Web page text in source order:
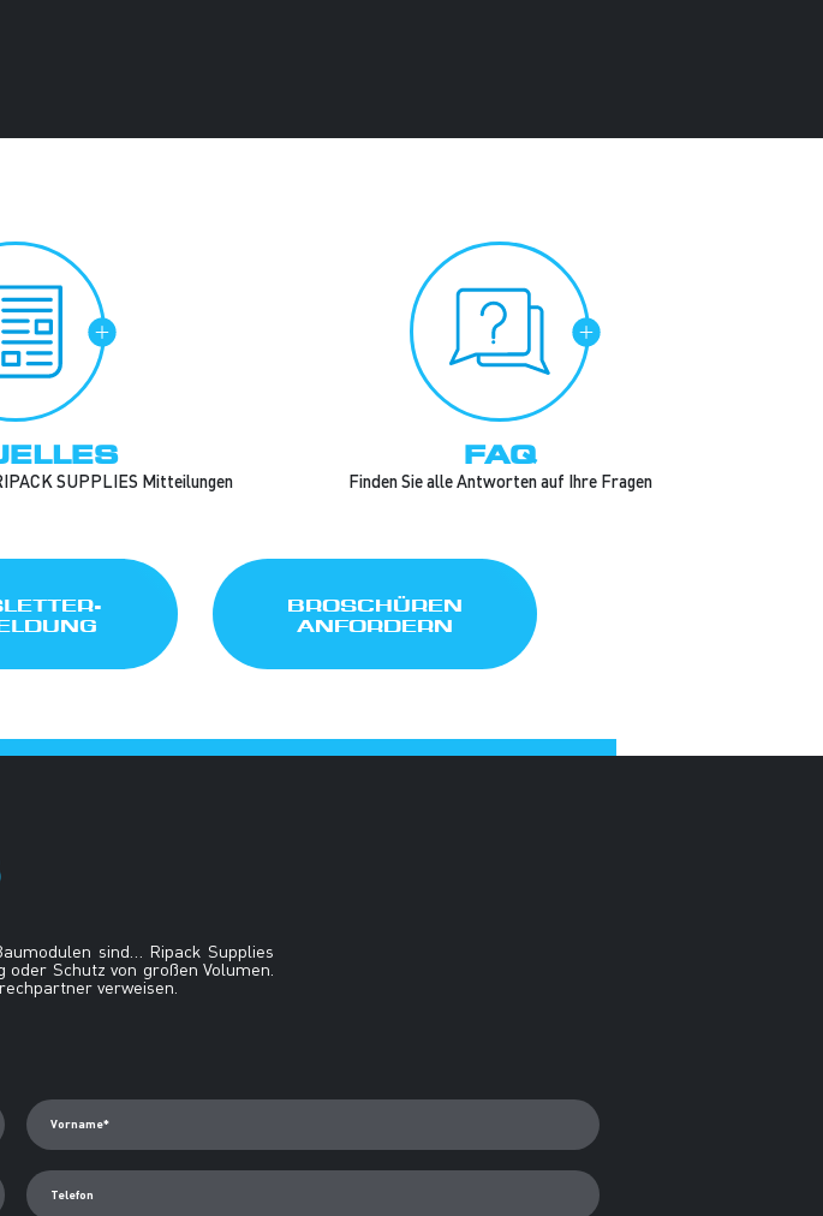
SUPPLIES Mitteilungen
FAQ
Finden Sie alle Antworten auf Ihre Fragen
BROSCHÜREN
ANFORDERN
sind… Ripack Supplies
Schutz von großen Volumen.
verweisen.
Vorname*
Telefon